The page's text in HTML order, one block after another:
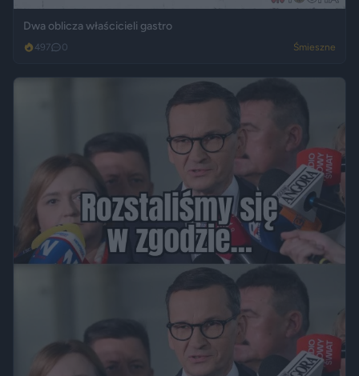
Dwa oblicza właścicieli gastro
497 0 Śmieszne